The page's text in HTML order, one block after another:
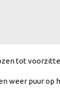
tot
weer puur